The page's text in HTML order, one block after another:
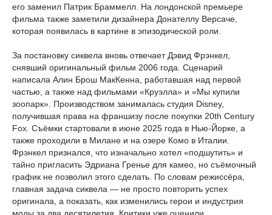
его заменил Патрик Браммелл. На лондонской премьере
фильма также заметили дизайнера Донателлу Версаче,
которая появилась в картине в эпизодической роли.
За постановку сиквела вновь отвечает Дэвид Фрэнкел,
снявший оригинальный фильм 2006 года. Сценарий
написала Алин Брош МакКенна, работавшая над первой
частью, а также над фильмами «Круэлла» и «Мы купили
зоопарк». Производством занималась студия Disney,
получившая права на франшизу после покупки 20th Century
Fox. Съёмки стартовали в июне 2025 года в Нью-Йорке, а
также проходили в Милане и на озере Комо в Италии.
Фрэнкел признался, что изначально хотел «подшутить» и
тайно пригласить Эдриана Гренье для камео, но съёмочный
график не позволил этого сделать. По словам режиссёра,
главная задача сиквела — не просто повторить успех
оригинала, а показать, как изменились герои и индустрия